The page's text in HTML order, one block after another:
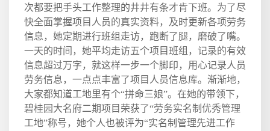
次都要把手头工作整理的井井有条才肯下班。为了尽
快全面掌握项目人员的真实资料，及时更新各项劳务
信息，她定期进行班组走访，跑断了腿，磨破了嘴。
一天的时间，她平均走访五个项目班组，记录的有效
信息超过万字，就这样一步一个脚印，用心记录人员
劳务信息，一点点丰富了项目人员信息库。渐渐地，
大家都知道工地里有个“拼命三娘”。在她的带领下，
碧桂园大名府二期项目荣获了“劳务实名制优秀管理
工地”称号，她个人也被评为“实名制管理先进工作